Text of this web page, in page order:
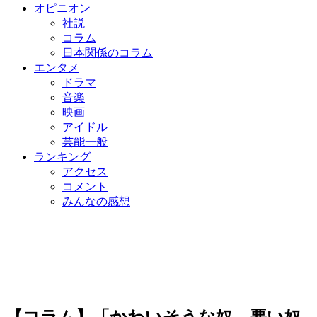
オピニオン
社説
コラム
日本関係のコラム
エンタメ
ドラマ
音楽
映画
アイドル
芸能一般
ランキング
アクセス
コメント
みんなの感想